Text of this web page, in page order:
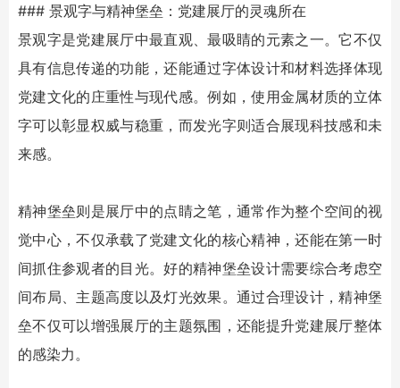
### 景观字与精神堡垒 ：党建展厅的灵魂所在
景观字是党建展厅中最直观、最吸睛的元素之一。它不仅
具有信息传递的功能，还能通过字体设计和材料选择体现
党建文化的庄重性与现代感。例如，使用金属材质的立体
字可以彰显权威与稳重，而发光字则适合展现科技感和未
来感。
精神堡垒则是展厅中的点睛之笔，通常作为整个空间的视
觉中心，不仅承载了党建文化的核心精神，还能在第一时
间抓住参观者的目光。好的精神堡垒设计需要综合考虑空
间布局、主题高度以及灯光效果。通过合理设计，精神堡
垒不仅可以增强展厅的主题氛围，还能提升党建展厅整体
的感染力。